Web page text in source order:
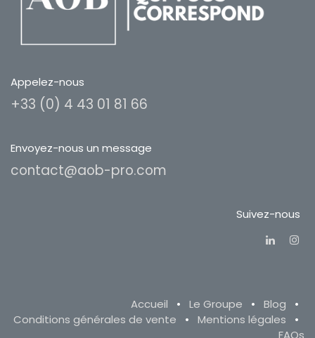
Appelez-nous
+33 (0) 4 43 01 81 66
Envoyez-nous un message
contact@aob-pro.com
Suivez-nous
Accueil • Le Groupe • Blog
•
Conditions générales de vente
• Mentions légales
•
FAQs